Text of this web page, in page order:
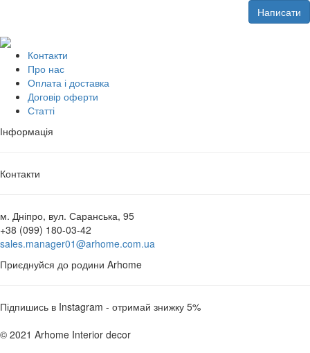
Написати
Контакти
Про нас
Оплата і доставка
Договір оферти
Статті
Інформація
Контакти
м. Дніпро, вул. Саранська, 95
+38 (099) 180-03-42
sales.manager01@arhome.com.ua
Приєднуйся до родини Arhome
Підпишись в Instagram - отримай знижку 5%
© 2021 Arhome Interior decor